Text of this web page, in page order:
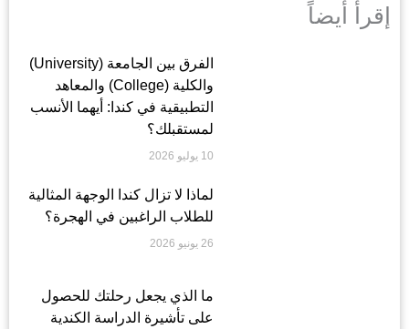
إقرأ أيضاً
الفرق بين الجامعة (University)
والكلية (College) والمعاهد
التطبيقية في كندا: أيهما الأنسب
لمستقبلك؟
10 يوليو 2026
لماذا لا تزال كندا الوجهة المثالية
للطلاب الراغبين في الهجرة؟
26 يونيو 2026
ما الذي يجعل رحلتك للحصول
على تأشيرة الدراسة الكندية